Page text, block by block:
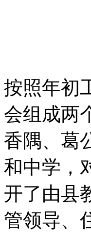
按照年初
会组成两
香隅、葛
和中学，
开了由县
管领导、